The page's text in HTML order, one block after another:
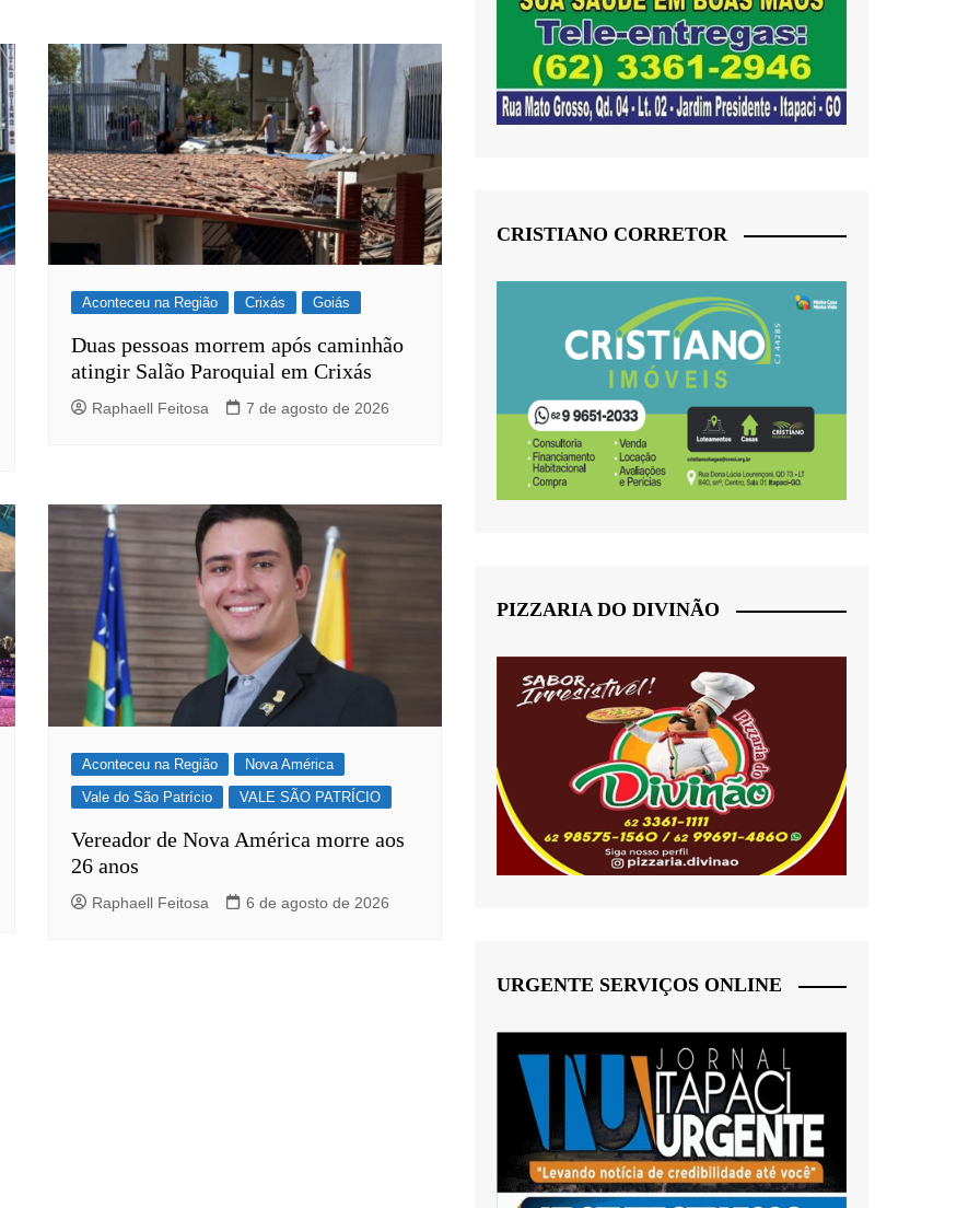
Aconteceu na Região Crixás Goiás
Duas pessoas morrem após caminhão
atingir Salão Paroquial em Crixás
Raphaell Feitosa 7 de agosto de 2026
Aconteceu na Região
Nova América
Vale do São Patrício
VALE SÃO PATRÍCIO
Vereador de Nova América morre aos
26 anos
Raphaell Feitosa 6 de agosto de 2026
CRISTIANO CORRETOR
PIZZARIA DO DIVINÃO
URGENTE SERVIÇOS ONLINE